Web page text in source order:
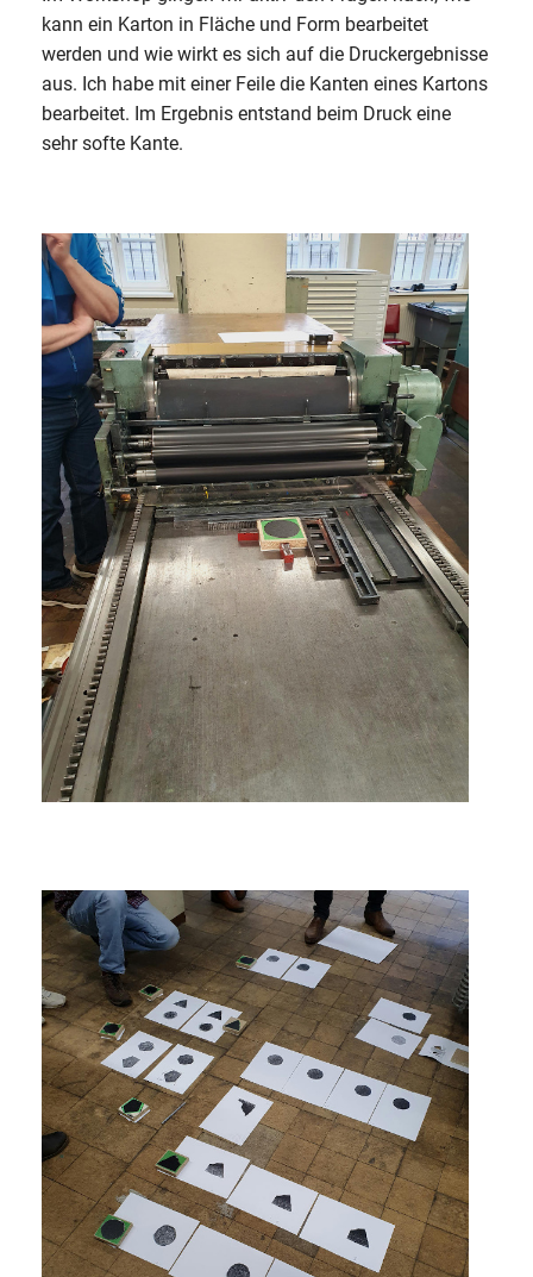
kann ein Karton in Fläche und Form bearbeitet
werden und wie wirkt es sich auf die Druckergebnisse
aus. Ich habe mit einer Feile die Kanten eines Kartons
bearbeitet. Im Ergebnis entstand beim Druck eine
sehr softe Kante.